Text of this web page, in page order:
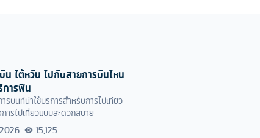
น ไต้หวัน ไปกับสายการบินไหน
การฟิน
รบินที่น่าใช้บริการสำหรับการไปเที่ยว
ารไปเที่ยวแบบสะดวกสบาย
15,125